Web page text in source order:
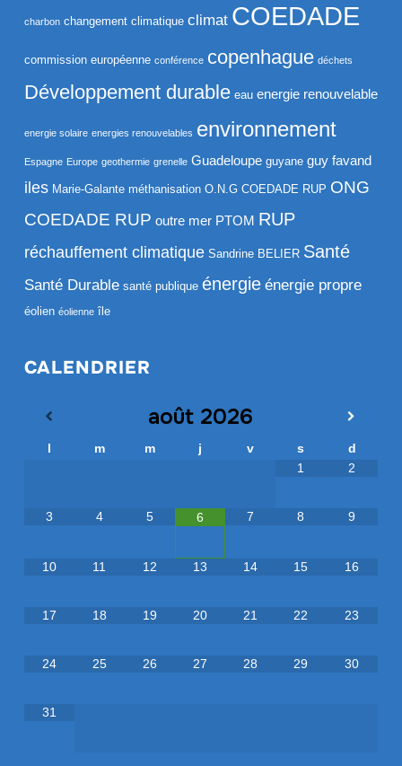
charbon changement climatique climat COEDADE
commission européenne conférence copenhague déchets
Développement durable eau energie renouvelable
energie solaire energies renouvelables environnement
Espagne Europe geothermie grenelle Guadeloupe guyane guy favand
iles Marie-Galante méthanisation O.N.G COEDADE RUP ONG
COEDADE RUP outre mer PTOM RUP
réchauffement climatique Sandrine BELIER Santé
Santé Durable santé publique énergie énergie propre
éolien éolienne île
CALENDRIER
août 2026
l m m j v s
d
1
2
3 4 5 6 7 8 9
10 11 12 13 14 15 16
17 18 19 20 21 22 23
24 25 26 27 28 29 30
31